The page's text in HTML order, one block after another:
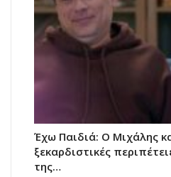
Έχω Παιδιά: Ο Μιχάλης
ξεκαρδιστικές
της…